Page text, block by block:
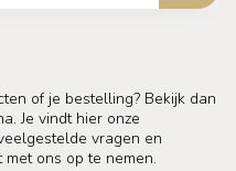
of je bestelling? Bekijk dan
Je vindt hier onze
vragen en
ons op te nemen.